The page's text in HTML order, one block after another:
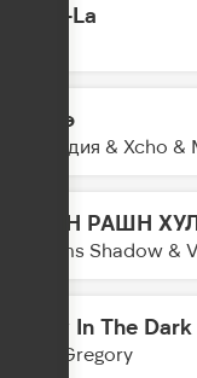
O-La-La
Шадэ
By Индия & Xcho &
РАШН РАШН
Dreams Shadow &
Glow In The Dark
Tom Gregory